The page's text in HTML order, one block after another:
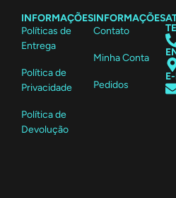
INFORMAÇÕES
Políticas de
Entrega
Política de
Privacidade
Política de
Devolução
INFORMAÇÕES
Contato
Minha Conta
Pedidos